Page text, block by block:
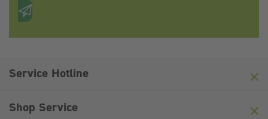
Anti-Roboter-Verifizierung
Service Hotline
Shop Service